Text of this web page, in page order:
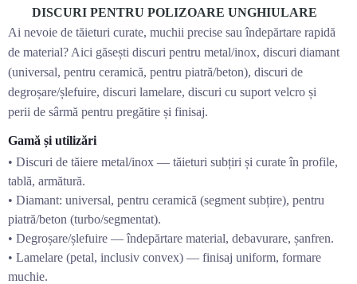
DISCURI PENTRU POLIZOARE UNGHIULARE
Ai nevoie de tăieturi curate, muchii precise sau îndepărtare rapidă
de material? Aici găsești discuri pentru metal/inox, discuri diamant
(universal, pentru ceramică, pentru piatră/beton), discuri de
degroșare/șlefuire, discuri lamelare, discuri cu suport velcro și
perii de sârmă pentru pregătire și finisaj.
Gamă și utilizări
• Discuri de tăiere metal/inox — tăieturi subțiri și curate în profile,
tablă, armătură.
• Diamant: universal, pentru ceramică (segment subțire), pentru
piatră/beton (turbo/segmentat).
• Degroșare/șlefuire — îndepărtare material, debavurare, șanfren.
• Lamelare (petal, inclusiv convex) — finisaj uniform, formare
muchie.